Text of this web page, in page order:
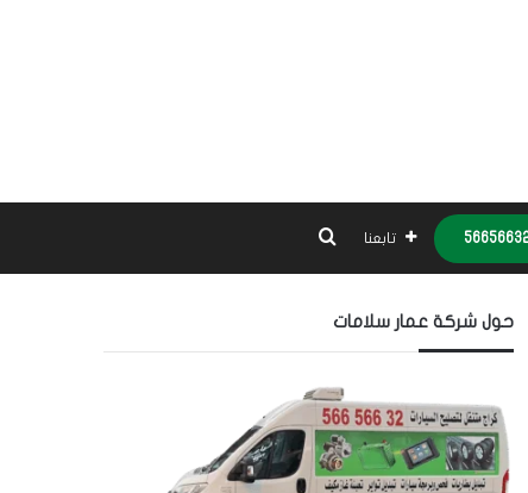
تابعنا بحث عن
حول شركة عمار سلامات